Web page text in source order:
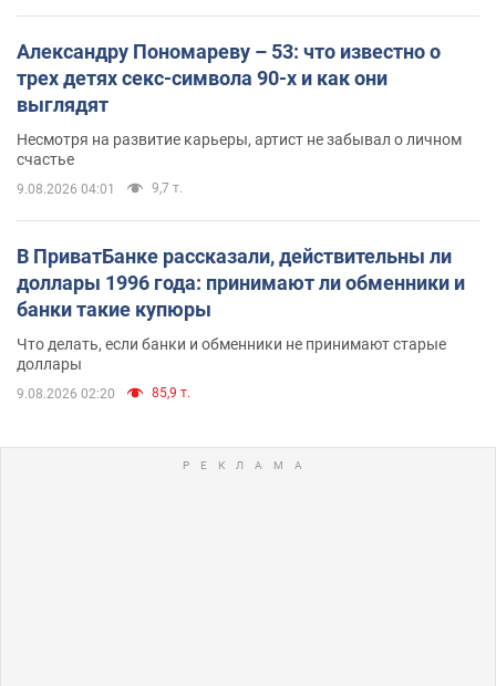
Александру Пономареву – 53: что известно о
трех детях секс-символа 90-х и как они
выглядят
Несмотря на развитие карьеры, артист не забывал о личном
счастье
9.08.2026 04:01 9,7 т.
В ПриватБанке рассказали, действительны ли
доллары 1996 года: принимают ли обменники и
банки такие купюры
Что делать, если банки и обменники не принимают старые
доллары
9.08.2026 02:20 85,9 т.